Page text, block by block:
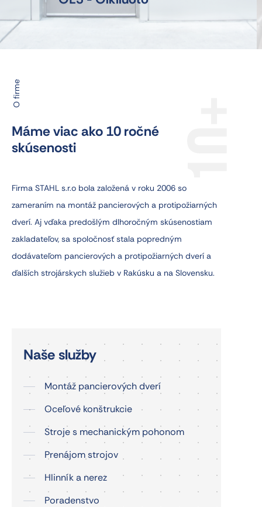
OL3 - Olkiluoto
O firme
Máme viac ako 10 ročné
skúsenosti
Firma STAHL s.r.o bola založená v roku 2006 so
zameraním na montáž pancierových a protipožiarných
dverí. Aj vďaka predošlým dlhoročným skúsenostiam
zakladateľov, sa spoločnosť stala popredným
dodávateľom pancierových a protipožiarných dverí a
ďalších strojárskych služieb v Rakúsku a na Slovensku.
Naše služby
Montáž pancierových dverí
Oceľové konštrukcie
Stroje s mechanickým pohonom
Prenájom strojov
Hlinník a nerez
Poradenstvo